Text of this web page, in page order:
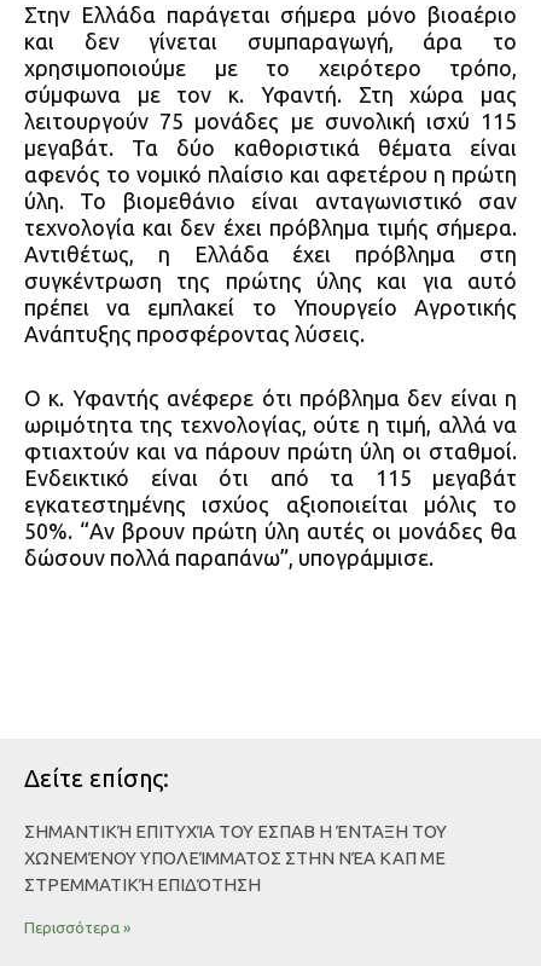
Στην Ελλάδα παράγεται σήμερα μόνο βιοαέριο
και δεν γίνεται συμπαραγωγή, άρα το
χρησιμοποιούμε με το χειρότερο τρόπο,
σύμφωνα με τον κ. Υφαντή. Στη χώρα μας
λειτουργούν 75 μονάδες με συνολική ισχύ 115
μεγαβάτ. Τα δύο καθοριστικά θέματα είναι
αφενός το νομικό πλαίσιο και αφετέρου η πρώτη
ύλη. Το βιομεθάνιο είναι ανταγωνιστικό σαν
τεχνολογία και δεν έχει πρόβλημα τιμής σήμερα.
Αντιθέτως, η Ελλάδα έχει πρόβλημα στη
συγκέντρωση της πρώτης ύλης και για αυτό
πρέπει να εμπλακεί το Υπουργείο Αγροτικής
Ανάπτυξης προσφέροντας λύσεις.
Ο κ. Υφαντής ανέφερε ότι πρόβλημα δεν είναι η
ωριμότητα της τεχνολογίας, ούτε η τιμή, αλλά να
φτιαχτούν και να πάρουν πρώτη ύλη οι σταθμοί.
Ενδεικτικό είναι ότι από τα 115 μεγαβάτ
εγκατεστημένης ισχύος αξιοποιείται μόλις το
50%. “Αν βρουν πρώτη ύλη αυτές οι μονάδες θα
δώσουν πολλά παραπάνω”, υπογράμμισε.
Δείτε επίσης:
ΣΗΜΑΝΤΙΚΉ ΕΠΙΤΥΧΊΑ ΤΟΥ ΕΣΠΑΒ Η ΈΝΤΑΞΗ ΤΟΥ
ΧΩΝΕΜΈΝΟΥ ΥΠΟΛΕΊΜΜΑΤΟΣ ΣΤΗΝ ΝΈΑ ΚΑΠ ΜΕ
ΣΤΡΕΜΜΑΤΙΚΉ ΕΠΙΔΌΤΗΣΗ
Περισσότερα »